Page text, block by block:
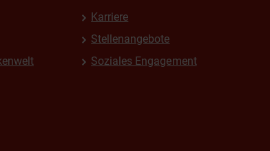
Karriere
Stellenangebote
Soziales Engagement